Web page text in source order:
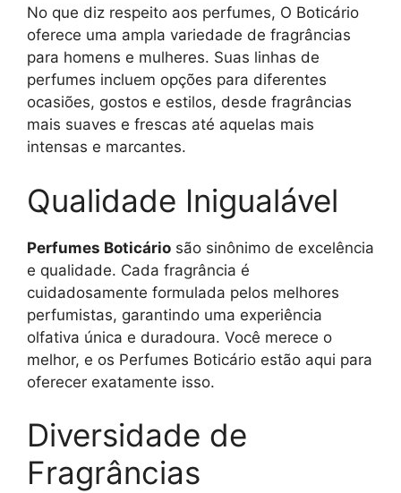
No que diz respeito aos perfumes, O Boticário
oferece uma ampla variedade de fragrâncias
para homens e mulheres. Suas linhas de
perfumes incluem opções para diferentes
ocasiões, gostos e estilos, desde fragrâncias
mais suaves e frescas até aquelas mais
intensas e marcantes.
Qualidade Inigualável
Perfumes Boticário são sinônimo de excelência
e qualidade. Cada fragrância é
cuidadosamente formulada pelos melhores
perfumistas, garantindo uma experiência
olfativa única e duradoura. Você merece o
melhor, e os Perfumes Boticário estão aqui para
oferecer exatamente isso.
Diversidade de
Fragrâncias